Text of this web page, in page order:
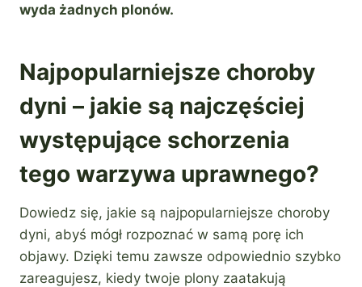
wyda żadnych plonów.
Najpopularniejsze choroby
dyni – jakie są najczęściej
występujące schorzenia
tego warzywa uprawnego?
Dowiedz się, jakie są najpopularniejsze choroby
dyni, abyś mógł rozpoznać w samą porę ich
objawy. Dzięki temu zawsze odpowiednio szybko
zareagujesz, kiedy twoje plony zaatakują